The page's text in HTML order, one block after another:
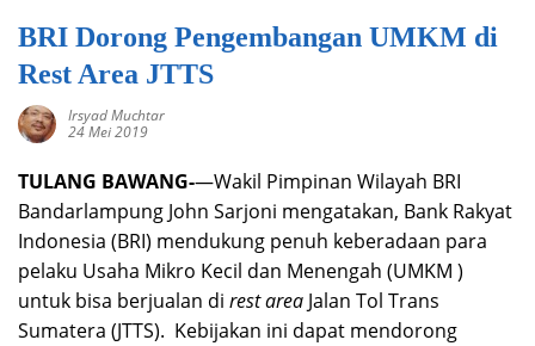
BRI Dorong Pengembangan UMKM di
Rest Area JTTS
Irsyad Muchtar
24 Mei 2019
TULANG BAWANG-—Wakil Pimpinan Wilayah BRI
Bandarlampung John Sarjoni mengatakan, Bank Rakyat
Indonesia (BRI) mendukung penuh keberadaan para
pelaku Usaha Mikro Kecil dan Menengah (UMKM )
untuk bisa berjualan di rest area Jalan Tol Trans
Sumatera (JTTS). Kebijakan ini dapat mendorong